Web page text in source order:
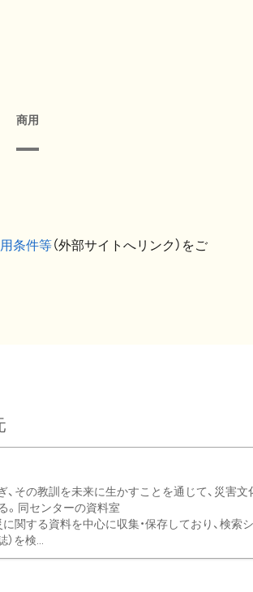
商用
条件等（外部サイトへリンク）をご
、その教訓を未来に生かすことを通じて、災害文
。同センターの資料室
する資料を中心に収集・保存しており、検索
を検...